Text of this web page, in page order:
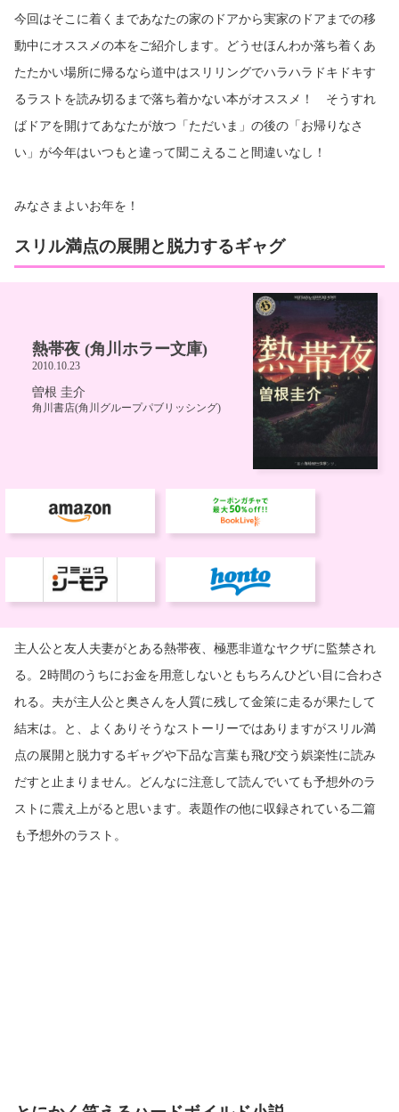
今回はそこに着くまであなたの家のドアから実家のドアまでの移
動中にオススメの本をご紹介します。どうせほんわか落ち着くあ
たたかい場所に帰るなら道中はスリリングでハラハラドキドキす
るラストを読み切るまで落ち着かない本がオススメ！ そうすれ
ばドアを開けてあなたが放つ「ただいま」の後の「お帰りなさ
い」が今年はいつもと違って聞こえること間違いなし！
みなさまよいお年を！
スリル満点の展開と脱力するギャグ
主人公と友人夫妻がとある熱帯夜、極悪非道なヤクザに監禁され
る。2時間のうちにお金を用意しないともちろんひどい目に合わさ
れる。夫が主人公と奥さんを人質に残して金策に走るが果たして
結末は。と、よくありそうなストーリーではありますがスリル満
点の展開と脱力するギャグや下品な言葉も飛び交う娯楽性に読み
だすと止まりません。どんなに注意して読んでいても予想外のラ
ストに震え上がると思います。表題作の他に収録されている二篇
も予想外のラスト。